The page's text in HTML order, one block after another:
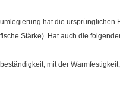
hat die
Stärke). Hat auch die
mit der